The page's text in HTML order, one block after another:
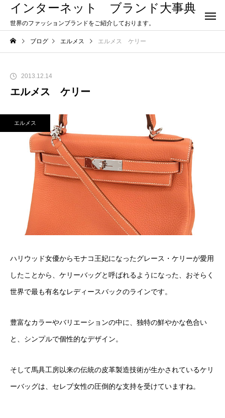
インターネット ブランド大事典
世界のファッションブランドをご紹介しております。
ブログ エルメス エルメス ケリー
2013.12.14
エルメス ケリー
エルメス
ハリウッド女優からモナコ王妃になったグレース・ケリーが愛用
したことから、ケリーバッグと呼ばれるようになった、おそらく
世界で最も有名なレディースバックのラインです。
豊富なカラーやバリエーションの中に、独特の鮮やかな色合い
と、シンプルで個性的なデザイン。
そして馬具工房以来の伝統の皮革製造技術が生かされているケリ
ーバッグは、セレブ女性の圧倒的な支持を受けていますね。